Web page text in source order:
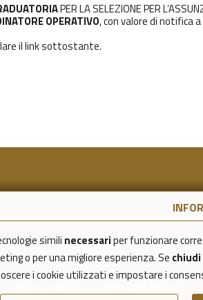
simili necessariper funzionare
o per una migliore esperienza. Se chiudi
i cookie utilizzati e impostare i
PER LA SELEZIONE PER
OPERATIVO, con valore di notifica
il link sottostante.